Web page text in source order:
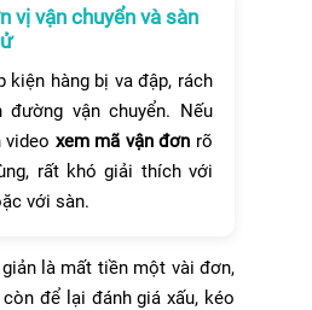
vị vận chuyển và sàn
kiện hàng bị va đập, rách
vận chuyển. Nếu
video xem mã vận đơn rõ
rất khó giải thích với
với sàn.
là mất tiền một vài đơn,
để lại đánh giá xấu, kéo